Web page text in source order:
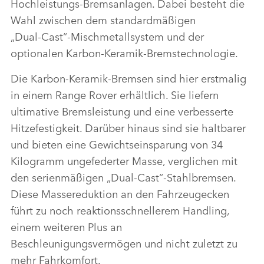
Wahl zwischen dem standardmäßigen
„Dual‑Cast“‑Mischmetallsystem und der
optionalen Karbon‑Keramik‑Bremstechnologie.
Die Karbon‑Keramik‑Bremsen sind hier erstmalig
in einem Range Rover erhältlich. Sie liefern
ultimative Bremsleistung und eine verbesserte
Hitzefestigkeit. Darüber hinaus sind sie haltbarer
und bieten eine Gewichtseinsparung von 34
Kilogramm ungefederter Masse, verglichen mit
den serienmäßigen „Dual‑Cast“‑Stahlbremsen.
Diese Massereduktion an den Fahrzeugecken
führt zu noch reaktionsschnellerem Handling,
einem weiteren Plus an
Beschleunigungsvermögen und nicht zuletzt zu
mehr Fahrkomfort.